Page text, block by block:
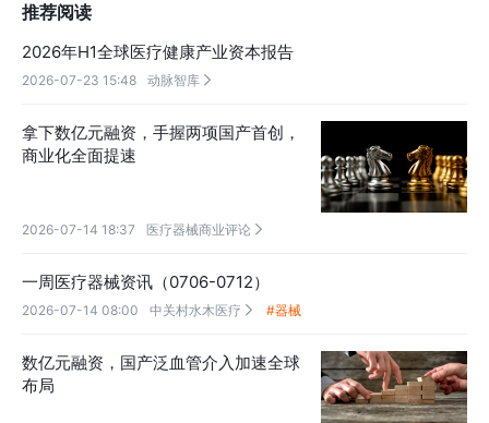
推荐阅读
2026年H1全球医疗健康产业资本报告
2026-07-23 15:48 动脉智库 
拿下数亿元融资，手握两项国产首创，
商业化全面提速
2026-07-14 18:37 医疗器械商业评论 
一周医疗器械资讯（0706-0712）
2026-07-14 08:00 中关村水木医疗  #器械
数亿元融资，国产泛血管介入加速全球
布局